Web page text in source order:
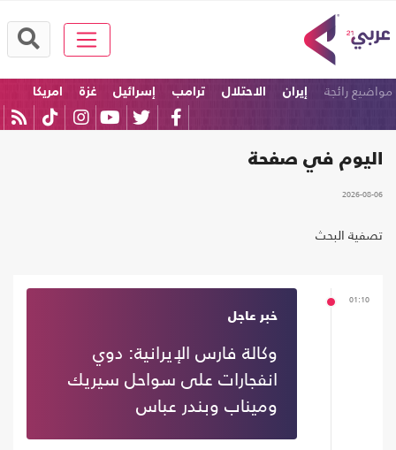
مواضيع رائجة إيران الاحتلال ترامب إسرائيل غزة امريكا
اليوم في صفحة
2026-08-06
تصفية البحث
01:10
خبر عاجل
وكالة فارس الإيرانية: دوي
انفجارات على سواحل سيريك
وميناب وبندر عباس